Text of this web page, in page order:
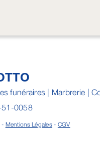
funéraires | Marbrerie |
0058
- Mentions Légales - CGV